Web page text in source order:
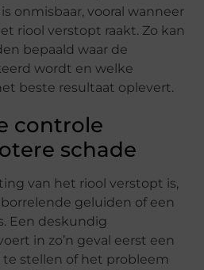
onmisbaar, vooral wanneer
riool verstopt raakt. Zo kan
bepaald waar de
wordt en welke
beste resultaat oplevert.
controle
schade
van het riool verstopt is,
geluiden of een
Een deskundig
in zo’n geval eerst een
stellen of het probleem